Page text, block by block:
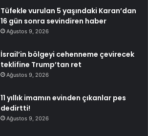
Tüfekle vurulan 5 yaşındaki Karan’dan
16 gün sonra sevindiren haber
Ağustos 9, 2026
İsrail’in bölgeyi cehenneme çevirecek
teklifine Trump’tan ret
Ağustos 9, 2026
11 yıllık imamın evinden çıkanlar pes
dedirtti!
Ağustos 9, 2026